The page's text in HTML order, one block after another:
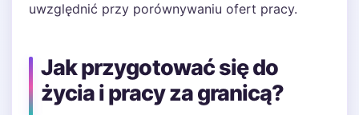
uwzględnić przy porównywaniu ofert pracy.
Jak przygotować się do
życia i pracy za granicą?